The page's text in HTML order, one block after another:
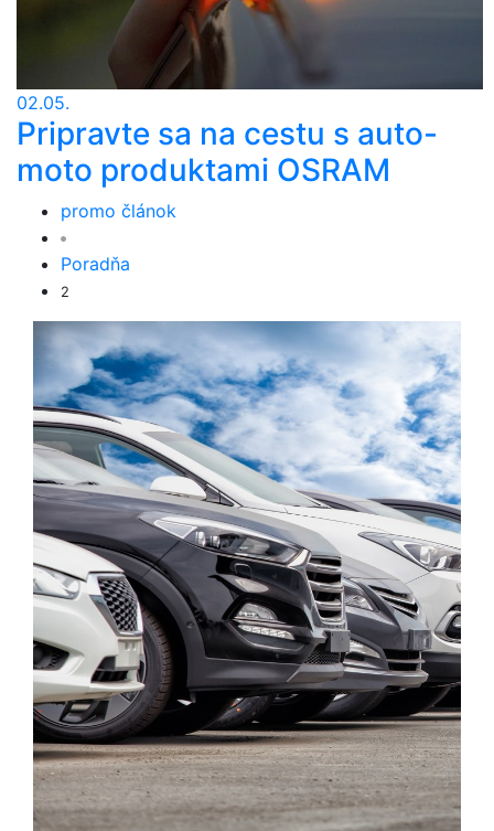
02.05.
Pripravte sa na cestu s auto-
moto produktami OSRAM
promo článok
Poradňa
2